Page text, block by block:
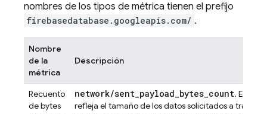
nombres de los tipos de métrica tienen el prefijo
firebasedatabase.googleapis.com/ .
Nombre
de la
métrica
Descripción
Recuento
de bytes
network/sent_payload_bytes_count. Esta
refleja el tamaño de los datos solicitados a través